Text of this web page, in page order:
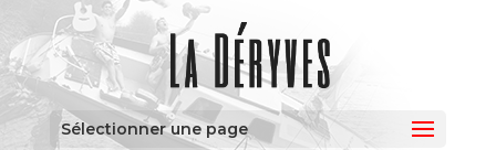
Sélectionner une page